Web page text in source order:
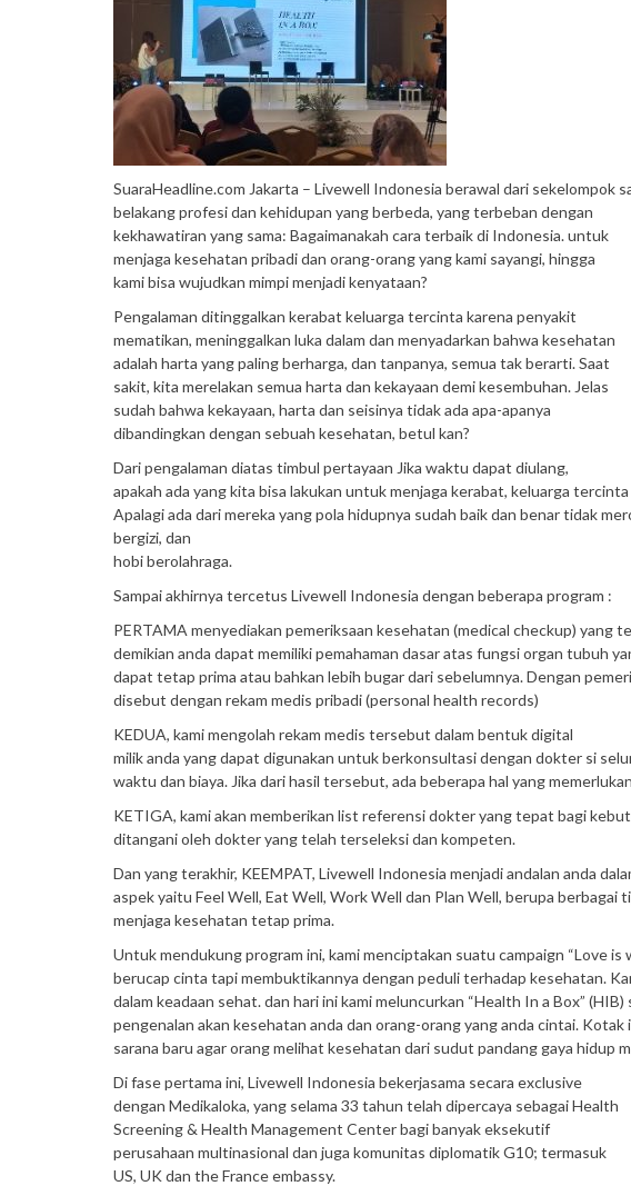
SuaraHeadline.com Jakarta – Livewell Indonesia berawal dari sekelompok
belakang profesi dan kehidupan yang berbeda, yang terbeban dengan
kekhawatiran yang sama: Bagaimanakah cara terbaik di Indonesia. untuk
menjaga kesehatan pribadi dan orang-orang yang kami sayangi, hingga
kami bisa wujudkan mimpi menjadi kenyataan?
Pengalaman ditinggalkan kerabat keluarga tercinta karena penyakit
mematikan, meninggalkan luka dalam dan menyadarkan bahwa kesehatan
adalah harta yang paling berharga, dan tanpanya, semua tak berarti. Saat
sakit, kita merelakan semua harta dan kekayaan demi kesembuhan. Jelas
sudah bahwa kekayaan, harta dan seisinya tidak ada apa-apanya
dibandingkan dengan sebuah kesehatan, betul kan?
Dari pengalaman diatas timbul pertayaan Jika waktu dapat diulang,
apakah ada yang kita bisa lakukan untuk menjaga kerabat, keluarga
Apalagi ada dari mereka yang pola hidupnya sudah baik dan benar tidak
bergizi, dan
hobi berolahraga.
Sampai akhirnya tercetus Livewell Indonesia dengan beberapa program :
PERTAMA menyediakan pemeriksaan kesehatan (medical checkup)
demikian anda dapat memiliki pemahaman dasar atas fungsi organ tubuh
dapat tetap prima atau bahkan lebih bugar dari sebelumnya. Dengan
disebut dengan rekam medis pribadi (personal health records)
KEDUA, kami mengolah rekam medis tersebut dalam bentuk digital
milik anda yang dapat digunakan untuk berkonsultasi dengan dokter si
waktu dan biaya. Jika dari hasil tersebut, ada beberapa hal yang
KETIGA, kami akan memberikan list referensi dokter yang tepat bagi
ditangani oleh dokter yang telah terseleksi dan kompeten.
Dan yang terakhir, KEEMPAT, Livewell Indonesia menjadi andalan anda
aspek yaitu Feel Well, Eat Well, Work Well dan Plan Well, berupa
menjaga kesehatan tetap prima.
Untuk mendukung program ini, kami menciptakan suatu campaign “Love
berucap cinta tapi membuktikannya dengan peduli terhadap kesehatan.
dalam keadaan sehat. dan hari ini kami meluncurkan “Health In a Box”
pengenalan akan kesehatan anda dan orang-orang yang anda cintai. Kotak
sarana baru agar orang melihat kesehatan dari sudut pandang gaya hidup
Di fase pertama ini, Livewell Indonesia bekerjasama secara exclusive
dengan Medikaloka, yang selama 33 tahun telah dipercaya sebagai Health
Screening & Health Management Center bagi banyak eksekutif
perusahaan multinasional dan juga komunitas diplomatik G10; termasuk
US, UK dan the France embassy.